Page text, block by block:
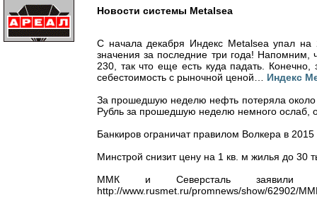
Новости cистемы Metalsea
С начала декабря Индекс Metalsea упал на
значения за последние три года! Напомним,
230, так что еще есть куда падать. Конечно,
себестоимость с рыночной ценой… Индекс
За прошедшую неделю нефть потеряла около
Рубль за прошедшую неделю немного ослаб,
Банкиров ограничат правилом Волкера в
Минстрой снизит цену на 1 кв. м жилья до
ММК и Северсталь заявили
http://www.rusmet.ru/promnews/show/62902/